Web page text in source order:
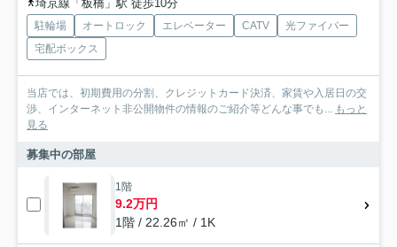
埼京線「板橋」駅 徒歩10分
駐輪場 オートロック エレベーター CATV
光ファイバー
宅配ボックス
当店では、初期費用の分割、クレジットカード決済、家賃や入居日の交
渉、インターネット非公開物件の情報のご紹介等どんな事でも...
もっと
見る
募集中の部屋
1階
9.2万円
1階 / 22.26㎡ / 1K